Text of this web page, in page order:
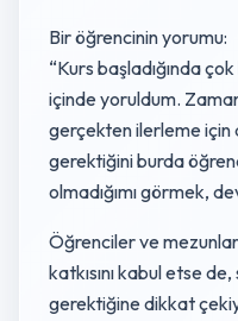
Bir öğrencinin yorumu:
“Kurs başladığında
içinde yoruldum.
gerçekten ilerleme
gerektiğini burda
olmadığımı görmek,
Öğrenciler ve
katkısını kabul etse
gerektiğine dikkat